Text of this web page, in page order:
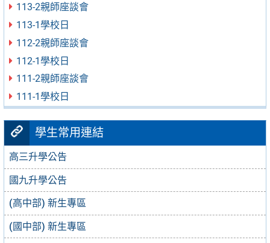
113-2親師座談會
113-1學校日
112-2親師座談會
112-1學校日
111-2親師座談會
111-1學校日
學生常用連結
高三升學公告
國九升學公告
(高中部) 新生專區
(國中部) 新生專區